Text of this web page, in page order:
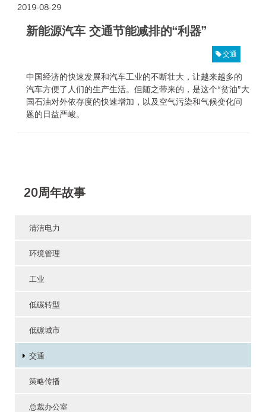
2019-08-29
新能源汽车 交通节能减排的“利器”
交通
中国经济的快速发展和汽车工业的不断壮大，让越来越多的
汽车方便了人们的生产生活。但随之带来的，是这个“贫油”大
国石油对外依存度的快速增加，以及空气污染和气候变化问
题的日益严峻。
20周年故事
清洁电力
环境管理
工业
低碳转型
低碳城市
交通
策略传播
总裁办公室